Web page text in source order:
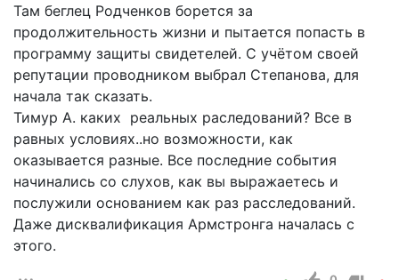
Там беглец Родченков борется за
продолжительность жизни и пытается попасть в
программу защиты свидетелей. С учётом своей
репутации проводником выбрал Степанова, для
начала так сказать.
Тимур А. каких реальных раследований? Все в
равных условиях..но возможности, как
оказывается разные. Все последние события
начинались со слухов, как вы выражаетесь и
послужили основанием как раз расследований.
Даже дисквалификация Армстронга началась с
этого.